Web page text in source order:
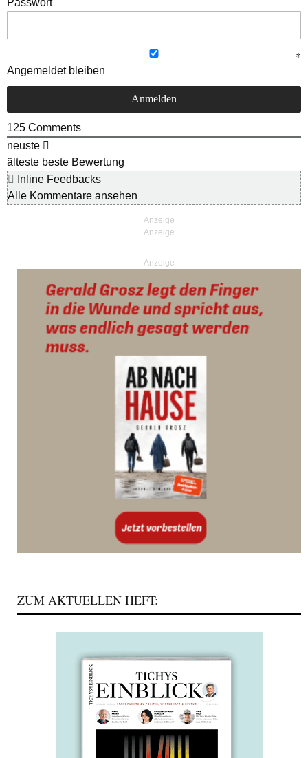
Angemeldet bleiben
125 Comments
neuste
älteste beste Bewertung
Inline Feedbacks
Alle Kommentare ansehen
Anzeige
ZUM AKTUELLEN HEFT: